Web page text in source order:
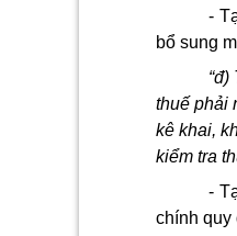
-
bổ sung
thuế phải
kê khai,
kiểm tra
-
chính quy